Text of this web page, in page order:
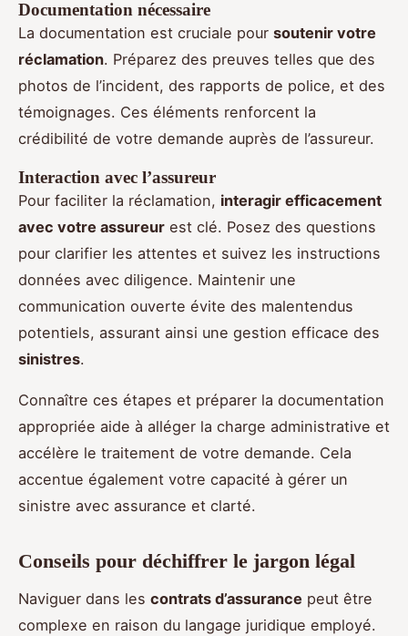
Documentation nécessaire
La documentation est cruciale pour soutenir votre
réclamation. Préparez des preuves telles que des
photos de l’incident, des rapports de police, et des
témoignages. Ces éléments renforcent la
crédibilité de votre demande auprès de l’assureur.
Interaction avec l’assureur
Pour faciliter la réclamation, interagir efficacement
avec votre assureur est clé. Posez des questions
pour clarifier les attentes et suivez les instructions
données avec diligence. Maintenir une
communication ouverte évite des malentendus
potentiels, assurant ainsi une gestion efficace des
sinistres.
Connaître ces étapes et préparer la documentation
appropriée aide à alléger la charge administrative et
accélère le traitement de votre demande. Cela
accentue également votre capacité à gérer un
sinistre avec assurance et clarté.
Conseils pour déchiffrer le jargon légal
Naviguer dans les contrats d’assurance peut être
complexe en raison du langage juridique employé.